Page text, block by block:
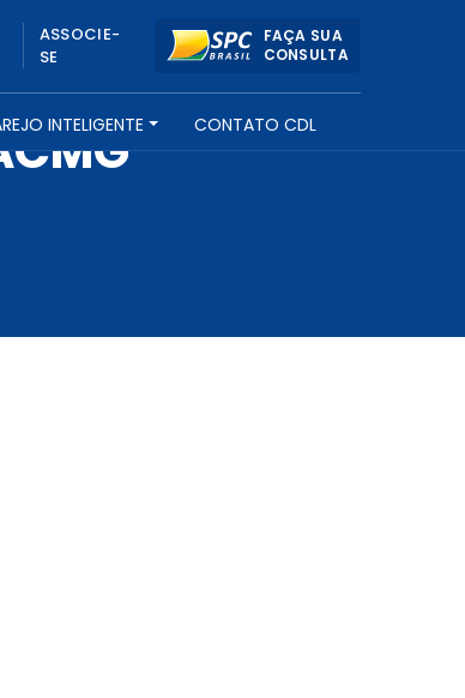
ASSOCIE-
SE
FAÇA SUA
CONSULTA
INTELIGENTE CONTATO CDL